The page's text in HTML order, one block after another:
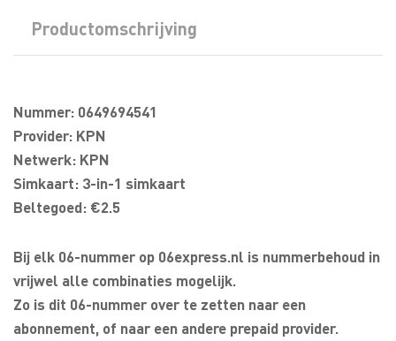
Productomschrijving
Nummer: 0649694541
Provider: KPN
Netwerk: KPN
Simkaart: 3-in-1 simkaart
Beltegoed: €2.5
Bij elk 06-nummer op 06express.nl is nummerbehoud in
vrijwel alle combinaties mogelijk.
Zo is dit 06-nummer over te zetten naar een
abonnement, of naar een andere prepaid provider.